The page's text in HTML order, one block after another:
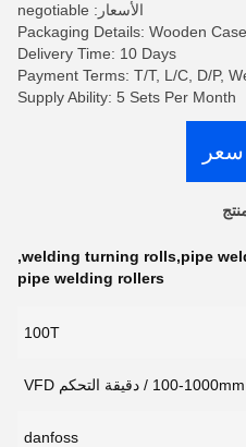
الأسعار: negotiable
Packaging Details: Wooden Case
Delivery Time: 10 Days
Payment Terms: T/T, L/C, D/P,
Supply Ability: 5 Sets Per Month
welding turning rolls,pipe
,
pipe welding rollers
100T
100-1000mm / دقيقة التحكم VFD
danfoss